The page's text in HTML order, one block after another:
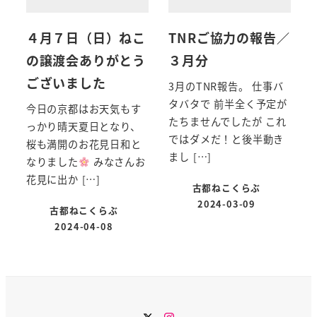
４月７日（日）ねこ
の譲渡会ありがとう
ございました
今日の京都はお天気もす
っかり晴天夏日となり、
桜も満開のお花見日和と
なりました
みなさんお
花見に出か […]
古都ねこくらぶ
2024-04-08
TNRご協力の報告／
３月分
3月のTNR報告。 仕事バ
タバタで 前半全く予定が
たちませんでしたが これ
ではダメだ！と後半動き
まし […]
古都ねこくらぶ
2024-03-09